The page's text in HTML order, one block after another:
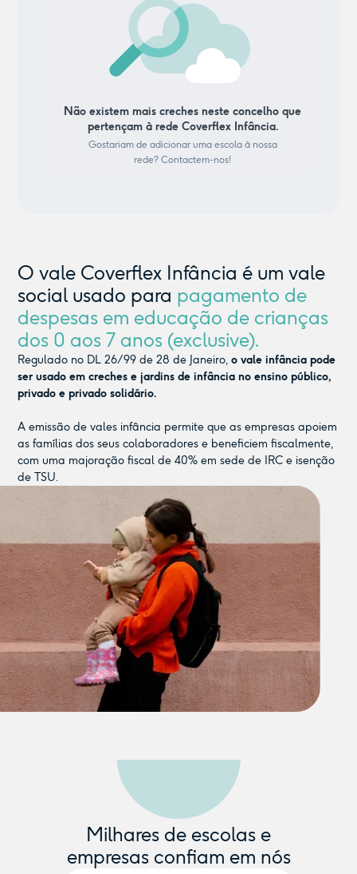
Não existem mais creches neste concelho que
pertençam à rede Coverflex Infância.
Gostariam de adicionar uma escola à nossa
rede? Contactem-nos!
O vale Coverflex Infância é um vale
social usado para pagamento de
despesas em educação de crianças
dos 0 aos 7 anos (exclusive).
Regulado no DL 26/99 de 28 de Janeiro,o vale infância pode
ser usado em creches e jardins de infância no ensino público,
privado e privado solidário.
A emissão de vales infância permite que as empresas apoiem
as famílias dos seus colaboradores e beneficiem fiscalmente,
com uma majoração fiscal de 40% em sede de IRC e isenção
de TSU.
Milhares de escolas e
empresas confiam em nós